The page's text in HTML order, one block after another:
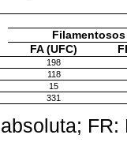
Filamentosos
FA (UFC)
198
118
15
331